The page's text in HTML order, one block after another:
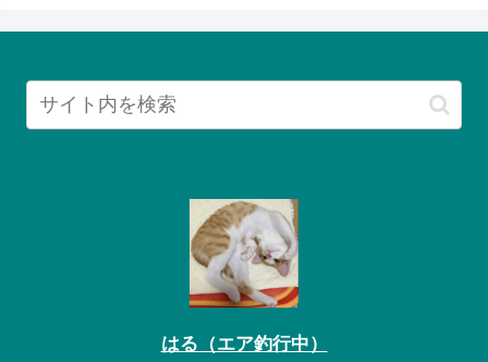
はる（エア釣行中）